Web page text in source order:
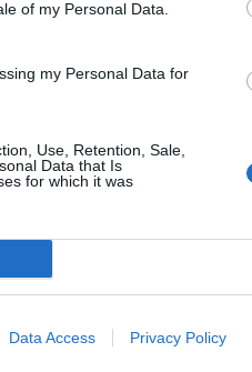
of my Personal Data.
my Personal Data for
Use, Retention, Sale,
Data that Is
for which it was
Data Access Privacy Policy
na odpłatę za to, co
to, co on zrobił, to dlaczego
autora „Nadzorować i karać”.
Kanta: